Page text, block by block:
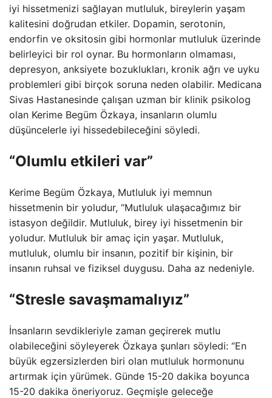
iyi hissetmenizi sağlayan mutluluk, bireylerin yaşam
kalitesini doğrudan etkiler. Dopamin, serotonin,
endorfin ve oksitosin gibi hormonlar mutluluk üzerinde
belirleyici bir rol oynar. Bu hormonların olmaması,
depresyon, anksiyete bozuklukları, kronik ağrı ve uyku
problemleri gibi birçok soruna neden olabilir. Medicana
Sivas Hastanesinde çalışan uzman bir klinik psikolog
olan Kerime Begüm Özkaya, insanların olumlu
düşüncelerle iyi hissedebileceğini söyledi.
“Olumlu etkileri var”
Kerime Begüm Özkaya, Mutluluk iyi memnun
hissetmenin bir yoludur, “Mutluluk ulaşacağımız bir
istasyon değildir. Mutluluk, birey iyi hissetmenin bir
yoludur. Mutluluk bir amaç için yaşar. Mutluluk,
mutluluk, olumlu bir insanın, pozitif bir kişinin, bir
insanın ruhsal ve fiziksel duygusu. Daha az nedeniyle.
“Stresle savaşmamalıyız”
İnsanların sevdikleriyle zaman geçirerek mutlu
olabileceğini söyleyerek Özkaya şunları söyledi: “En
büyük egzersizlerden biri olan mutluluk hormonunu
artırmak için yürümek. Günde 15-20 dakika boyunca
15-20 dakika öneriyoruz. Geçmişle geleceğe